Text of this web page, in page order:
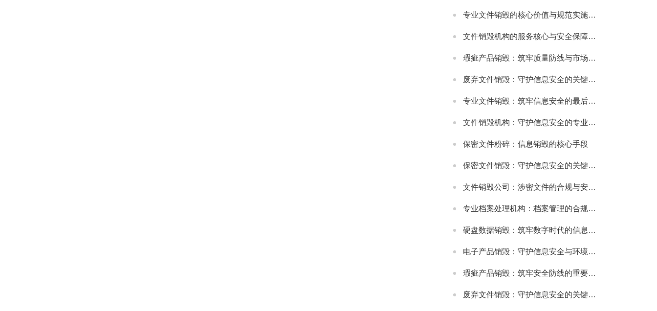
专业文件销毁的核心价值与规范实施指南
文件销毁机构的服务核心与安全保障体系
瑕疵产品销毁：筑牢质量防线与市场规范的重要举措
废弃文件销毁：守护信息安全的关键环节
专业文件销毁：筑牢信息安全的最后防线
文件销毁机构：守护信息安全的专业屏障
保密文件粉碎：信息销毁的核心手段
保密文件销毁：守护信息安全的关键环节
文件销毁公司：涉密文件的合规与安全销毁服务
专业档案处理机构：档案管理的合规与高效解决方案
硬盘数据销毁：筑牢数字时代的信息安全防线
电子产品销毁：守护信息安全与环境健康的重要环节
瑕疵产品销毁：筑牢安全防线的重要举措
废弃文件销毁：守护信息安全的关键防线